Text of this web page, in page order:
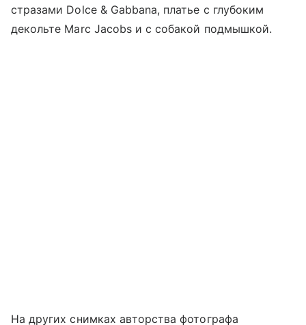
стразами Dolce & Gabbana, платье с глубоким
декольте Marc Jacobs и с собакой подмышкой.
На других снимках авторства фотографа